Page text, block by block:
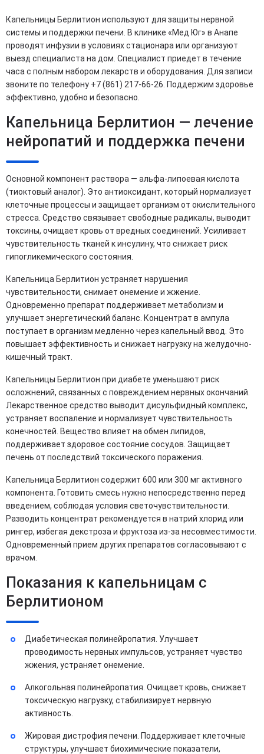
Капельницы Берлитион используют для защиты нервной
системы и поддержки печени. В клинике «Мед Юг» в Анапе
проводят инфузии в условиях стационара или организуют
выезд специалиста на дом. Специалист приедет в течение
часа с полным набором лекарств и оборудования. Для записи
звоните по телефону +7 (861) 217-66-26. Поддержим здоровье
эффективно, удобно и безопасно.
Капельница Берлитион — лечение
нейропатий и поддержка печени
Основной компонент раствора — альфа-липоевая кислота
(тиоктовый аналог). Это антиоксидант, который нормализует
клеточные процессы и защищает организм от окислительного
стресса. Средство связывает свободные радикалы, выводит
токсины, очищает кровь от вредных соединений. Усиливает
чувствительность тканей к инсулину, что снижает риск
гипогликемического состояния.
Капельница Берлитион устраняет нарушения
чувствительности, снимает онемение и жжение.
Одновременно препарат поддерживает метаболизм и
улучшает энергетический баланс. Концентрат в ампула
поступает в организм медленно через капельный ввод. Это
повышает эффективность и снижает нагрузку на желудочно-
кишечный тракт.
Капельницы Берлитион при диабете уменьшают риск
осложнений, связанных с повреждением нервных окончаний.
Лекарственное средство выводит дисульфидный комплекс,
устраняет воспаление и нормализует чувствительность
конечностей. Вещество влияет на обмен липидов,
поддерживает здоровое состояние сосудов. Защищает
печень от последствий токсического поражения.
Капельница Берлитион содержит 600 или 300 мг активного
компонента. Готовить смесь нужно непосредственно перед
введением, соблюдая условия светочувствительности.
Разводить концентрат рекомендуется в натрий хлорид или
рингер, избегая декстроза и фруктоза из-за несовместимости.
Одновременный прием других препаратов согласовывают с
врачом.
Показания к капельницам с
Берлитионом
Диабетическая полинейропатия. Улучшает
проводимость нервных импульсов, устраняет чувство
жжения, устраняет онемение.
Алкогольная полинейропатия. Очищает кровь, снижает
токсическую нагрузку, стабилизирует нервную
активность.
Жировая дистрофия печени. Поддерживает клеточные
структуры, улучшает биохимические показатели,